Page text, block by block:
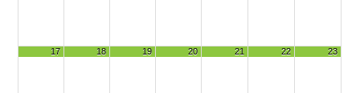
17 18 19 20 21 22 23